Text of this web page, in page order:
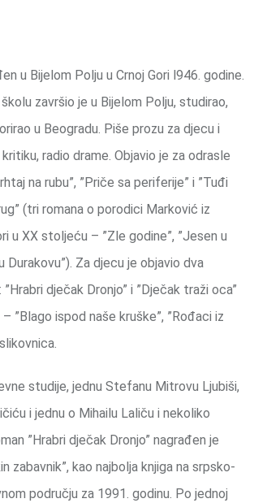
u Bijelom Polju u Crnoj Gori l946. godine.
završio je u Bijelom Polju, studirao,
u Beogradu. Piše prozu za djecu i
radio drame. Objavio je za odrasle
na rubu”, ”Priče sa periferije” i ”Tuđi
(tri romana o porodici Marković iz
u XX stoljeću – ”Zle godine”, ”Jesen u
Durakovu”). Za djecu je objavio dva
dječak Dronjo” i ”Dječak traži oca”
”Blago ispod naše kruške”, ”Rođaci iz
studije, jednu Stefanu Mitrovu Ljubiši,
i jednu o Mihailu Laliču i nekoliko
”Hrabri dječak Dronjo” nagrađen je
zabavnik”, kao najbolja knjiga na srpsko-
području za 1991. godinu. Po jednoj